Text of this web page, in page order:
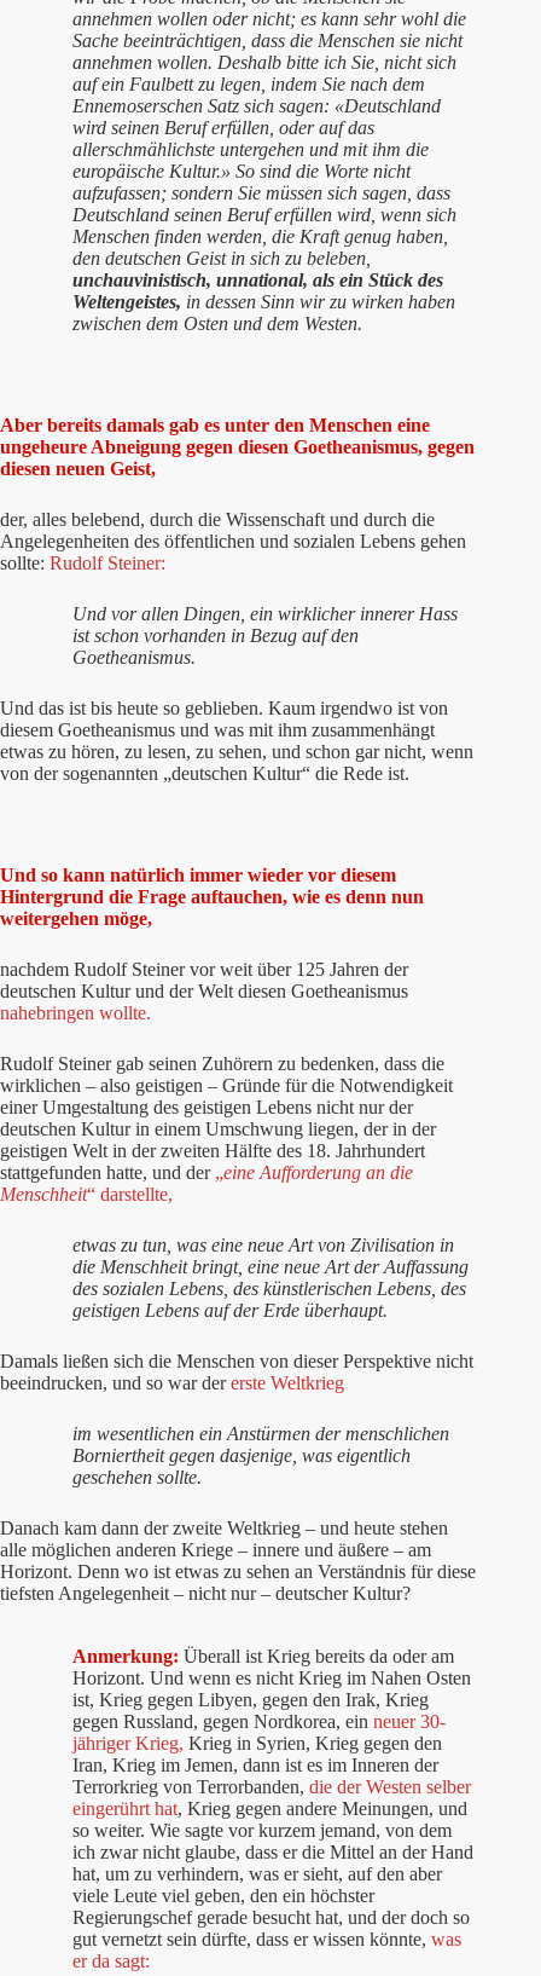
annehmen wollen oder nicht; es kann sehr wohl die
Sache beeinträchtigen, dass die Menschen sie nicht
annehmen wollen. Deshalb bitte ich Sie, nicht sich
auf ein Faulbett zu legen, indem Sie nach dem
Ennemoserschen Satz sich sagen: «Deutschland
wird seinen Beruf erfüllen, oder auf das
allerschmählichste untergehen und mit ihm die
europäische Kultur.» So sind die Worte nicht
aufzufassen; sondern Sie müssen sich sagen, dass
Deutschland seinen Beruf erfüllen wird, wenn sich
Menschen finden werden, die Kraft genug haben,
den deutschen Geist in sich zu beleben,
unchauvinistisch, unnational, als ein Stück des
Weltengeistes, in dessen Sinn wir zu wirken haben
zwischen dem Osten und dem Westen.
Aber bereits damals gab es unter den Menschen eine
ungeheure Abneigung gegen diesen Goetheanismus, gegen
diesen neuen Geist,
der, alles belebend, durch die Wissenschaft und durch die
Angelegenheiten des öffentlichen und sozialen Lebens gehen
sollte: Rudolf Steiner:
Und vor allen Dingen, ein wirklicher innerer Hass
ist schon vorhanden in Bezug auf den
Goetheanismus.
Und das ist bis heute so geblieben. Kaum irgendwo ist von
diesem Goetheanismus und was mit ihm zusammenhängt
etwas zu hören, zu lesen, zu sehen, und schon gar nicht, wenn
von der sogenannten „deutschen Kultur“ die Rede ist.
Und so kann natürlich immer wieder vor diesem
Hintergrund die Frage auftauchen, wie es denn nun
weitergehen möge,
nachdem Rudolf Steiner vor weit über 125 Jahren der
deutschen Kultur und der Welt diesen Goetheanismus
nahebringen wollte.
Rudolf Steiner gab seinen Zuhörern zu bedenken, dass die
wirklichen – also geistigen – Gründe für die Notwendigkeit
einer Umgestaltung des geistigen Lebens nicht nur der
deutschen Kultur in einem Umschwung liegen, der in der
geistigen Welt in der zweiten Hälfte des 18. Jahrhundert
stattgefunden hatte, und der „eine Aufforderung an die
Menschheit“ darstellte,
etwas zu tun, was eine neue Art von Zivilisation in
die Menschheit bringt, eine neue Art der Auffassung
des sozialen Lebens, des künstlerischen Lebens, des
geistigen Lebens auf der Erde überhaupt.
Damals ließen sich die Menschen von dieser Perspektive nicht
beeindrucken, und so war dererste Weltkrieg
im wesentlichen ein Anstürmen der menschlichen
Borniertheit gegen dasjenige, was eigentlich
geschehen sollte.
Danach kam dann der zweite Weltkrieg – und heute stehen
alle möglichen anderen Kriege – innere und äußere – am
Horizont. Denn wo ist etwas zu sehen an Verständnis für diese
tiefsten Angelegenheit – nicht nur – deutscher Kultur?
Anmerkung: Überall ist Krieg bereits da oder am
Horizont. Und wenn es nicht Krieg im Nahen Osten
ist, Krieg gegen Libyen, gegen den Irak, Krieg
gegen Russland, gegen Nordkorea, ein neuer 30-
jähriger Krieg, Krieg in Syrien, Krieg gegen den
Iran, Krieg im Jemen, dann ist es im Inneren der
Terrorkrieg von Terrorbanden, die der Westen selber
eingerührt hat, Krieg gegen andere Meinungen, und
so weiter. Wie sagte vor kurzem jemand, von dem
ich zwar nicht glaube, dass er die Mittel an der Hand
hat, um zu verhindern, was er sieht, auf den aber
viele Leute viel geben, den ein höchster
Regierungschef gerade besucht hat, und der doch so
gut vernetzt sein dürfte, dass er wissen könnte, was
er da sagt: